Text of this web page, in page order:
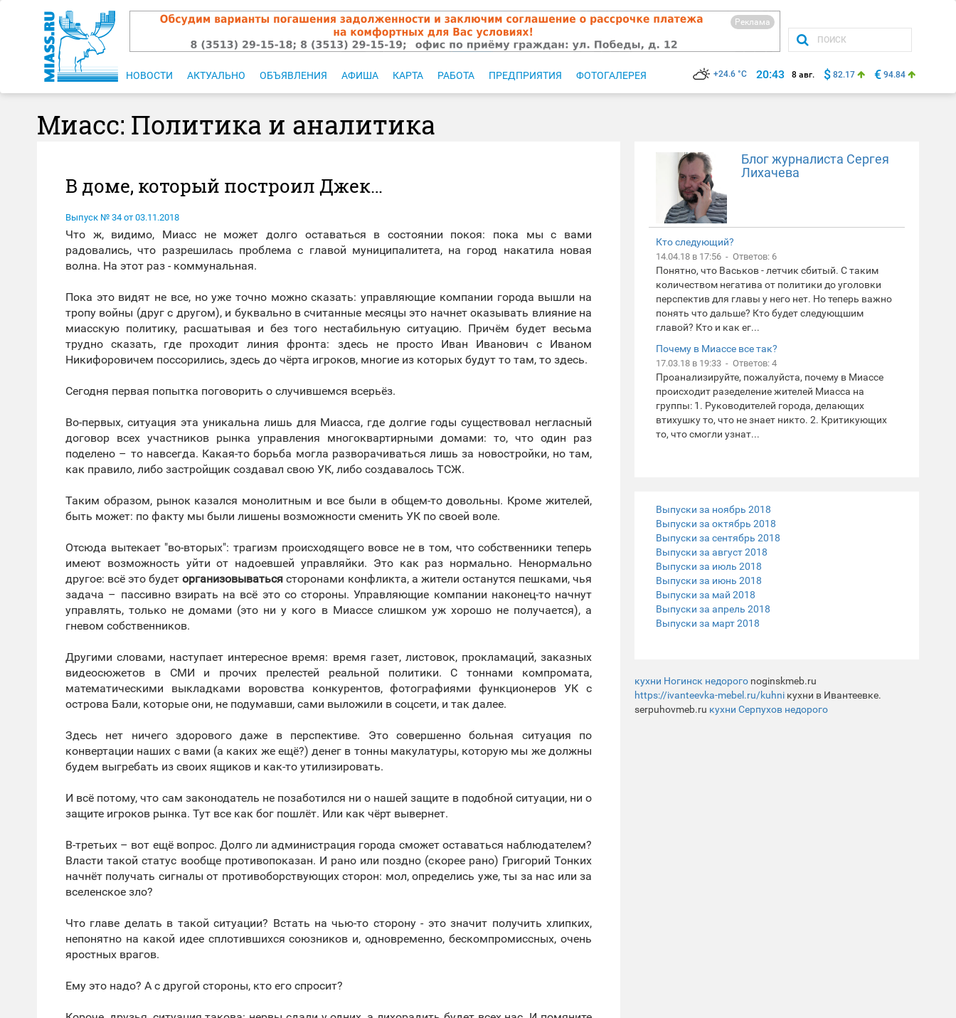
Реклама
НОВОСТИ АКТУАЛЬНО ОБЪЯВЛЕНИЯ АФИША КАРТА РАБОТА ПРЕДПРИЯТИЯ ФОТОГАЛЕРЕЯ +24.6 °C 20:43 8 авг. $ 82.17 € 94.84
Миасс: Политика и аналитика
В доме, который построил Джек…
Выпуск № 34 от 03.11.2018
Что ж, видимо, Миасс не может долго оставаться в состоянии покоя: пока мы с вами
радовались, что разрешилась проблема с главой муниципалитета, на город накатила новая
волна. На этот раз - коммунальная.
Пока это видят не все, но уже точно можно сказать: управляющие компании города вышли на
тропу войны (друг с другом), и буквально в считанные месяцы это начнет оказывать влияние на
миасскую политику, расшатывая и без того нестабильную ситуацию. Причём будет весьма
трудно сказать, где проходит линия фронта: здесь не просто Иван Иванович с Иваном
Никифоровичем поссорились, здесь до чёрта игроков, многие из которых будут то там, то здесь.
Сегодня первая попытка поговорить о случившемся всерьёз.
Во-первых, ситуация эта уникальна лишь для Миасса, где долгие годы существовал негласный
договор всех участников рынка управления многоквартирными домами: то, что один раз
поделено – то навсегда. Какая-то борьба могла разворачиваться лишь за новостройки, но там,
как правило, либо застройщик создавал свою УК, либо создавалось ТСЖ.
Таким образом, рынок казался монолитным и все были в общем-то довольны. Кроме жителей,
быть может: по факту мы были лишены возможности сменить УК по своей воле.
Отсюда вытекает "во-вторых": трагизм происходящего вовсе не в том, что собственники теперь
имеют возможность уйти от надоевшей управляйки. Это как раз нормально. Ненормально
другое: всё это будеторганизовываться сторонами конфликта, а жители останутся пешками, чья
задача – пассивно взирать на всё это со стороны. Управляющие компании наконец-то начнут
управлять, только не домами (это ни у кого в Миассе слишком уж хорошо не получается), а
гневом собственников.
Другими словами, наступает интересное время: время газет, листовок, прокламаций, заказных
видеосюжетов в СМИ и прочих прелестей реальной политики. С тоннами компромата,
математическими выкладками воровства конкурентов, фотографиями функционеров УК с
острова Бали, которые они, не подумавши, сами выложили в соцсети, и так далее.
Здесь нет ничего здорового даже в перспективе. Это совершенно больная ситуация по
конвертации наших с вами (а каких же ещё?) денег в тонны макулатуры, которую мы же должны
будем выгребать из своих ящиков и как-то утилизировать.
И всё потому, что сам законодатель не позаботился ни о нашей защите в подобной ситуации, ни о
защите игроков рынка. Тут все как бог пошлёт. Или как чёрт вывернет.
В-третьих – вот ещё вопрос. Долго ли администрация города сможет оставаться наблюдателем?
Власти такой статус вообще противопоказан. И рано или поздно (скорее рано) Григорий Тонких
начнёт получать сигналы от противоборствующих сторон: мол, определись уже, ты за нас или за
вселенское зло?
Что главе делать в такой ситуации? Встать на чью-то сторону - это значит получить хлипких,
непонятно на какой идее сплотившихся союзников и, одновременно, бескомпромиссных, очень
яростных врагов.
Ему это надо? А с другой стороны, кто его спросит?
Блог журналиста Сергея
Лихачева
Кто следующий?
14.04.18 в 17:56 - Ответов: 6
Понятно, что Васьков - летчик сбитый. С таким
количеством негатива от политики до уголовки
перспектив для главы у него нет. Но теперь важно
понять что дальше? Кто будет следующшим
главой? Кто и как ег...
Почему в Миассе все так?
17.03.18 в 19:33 - Ответов: 4
Проанализируйте, пожалуйста, почему в Миассе
происходит разеделение жителей Миасса на
группы: 1. Руководителей города, делающих
втихушку то, что не знает никто. 2. Критикующих
то, что смогли узнат...
Выпуски за ноябрь 2018
Выпуски за октябрь 2018
Выпуски за сентябрь 2018
Выпуски за август 2018
Выпуски за июль 2018
Выпуски за июнь 2018
Выпуски за май 2018
Выпуски за апрель 2018
Выпуски за март 2018
кухни Ногинск недорого noginskmeb.ru
https://ivanteevka-mebel.ru/kuhni кухни в Ивантеевке.
serpuhovmeb.ru кухни Серпухов недорого